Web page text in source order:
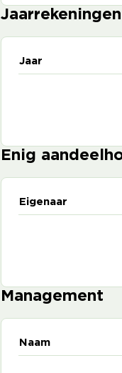
Jaarrekeningen
Jaar
Enig
Eigenaar
Management
Naam